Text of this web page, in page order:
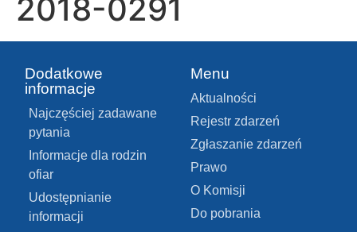
2018-0291
Dodatkowe
informacje
Najczęściej zadawane
pytania
Informacje dla rodzin
ofiar
Udostępnianie
informacji
Menu
Aktualności
Rejestr zdarzeń
Zgłaszanie zdarzeń
Prawo
O Komisji
Do pobrania